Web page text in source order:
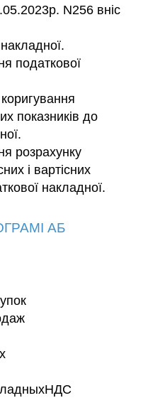
N256 вніс
податкової
показників до
розрахунку
і вартісних
накладної.
АБ